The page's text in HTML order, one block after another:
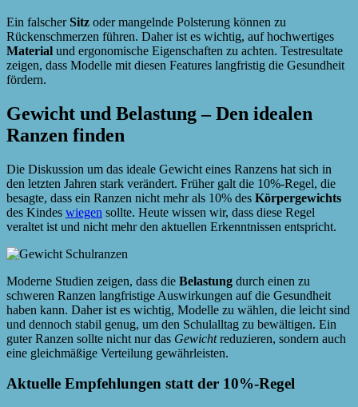
Ein falscherSitz oder mangelnde Polsterung können zu
Rückenschmerzen führen. Daher ist es wichtig, auf hochwertiges
Material und ergonomische Eigenschaften zu achten. Testresultate
zeigen, dass Modelle mit diesen Features langfristig die Gesundheit
fördern.
Gewicht und Belastung – Den idealen
Ranzen finden
Die Diskussion um das ideale Gewicht eines Ranzens hat sich in
den letzten Jahren stark verändert. Früher galt die 10%-Regel, die
besagte, dass ein Ranzen nicht mehr als 10% des Körpergewichts
des Kindes wiegen sollte. Heute wissen wir, dass diese Regel
veraltet ist und nicht mehr den aktuellen Erkenntnissen entspricht.
Moderne Studien zeigen, dass die Belastung durch einen zu
schweren Ranzen langfristige Auswirkungen auf die Gesundheit
haben kann. Daher ist es wichtig, Modelle zu wählen, die leicht sind
und dennoch stabil genug, um den Schulalltag zu bewältigen. Ein
guter Ranzen sollte nicht nur das Gewichtreduzieren, sondern auch
eine gleichmäßige Verteilung gewährleisten.
Aktuelle Empfehlungen statt der 10%-Regel